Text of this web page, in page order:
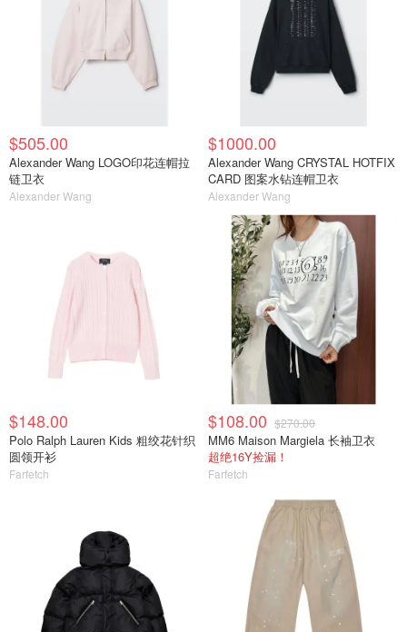
$505.00
Alexander Wang LOGO印花连帽拉
链卫衣
Alexander Wang
$1000.00
Alexander Wang CRYSTAL HOTFIX
CARD 图案水钻连帽卫衣
Alexander Wang
$148.00
Polo Ralph Lauren Kids 粗绞花针织
圆领开衫
Farfetch
$108.00 $270.00
MM6 Maison Margiela 长袖卫衣
超绝16Y捡漏！
Farfetch